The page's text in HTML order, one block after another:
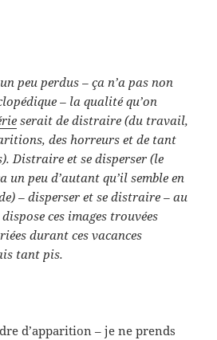
peu perdus – ça n’a pas non
– la qualité qu’on
serait de distraire (du travail,
des horreurs et de tant
Distraire et se disperser (le
un peu d’autant qu’il semble en
– disperser et se distraire – au
ces images trouvées
durant ces vacances
tant pis.
d’apparition – je ne prends